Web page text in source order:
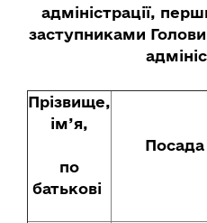
адміністрації,
заступниками
Прізвище,
ім’я,
по
батькові
Посада